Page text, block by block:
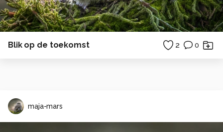
Blik op de toekomst 2 0
maja-mars